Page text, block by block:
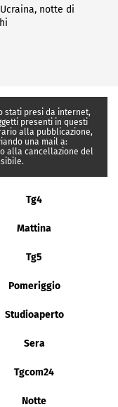
notte di
stati presi da internet,
presenti in questi
alla pubblicazione,
una mail a:
alla cancellazione del
Tg4
Mattina
Tg5
Pomeriggio
Studioaperto
Sera
Tgcom24
Notte